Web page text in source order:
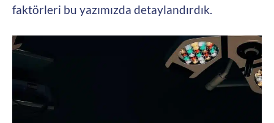
faktörleri bu yazımızda detaylandırdık.